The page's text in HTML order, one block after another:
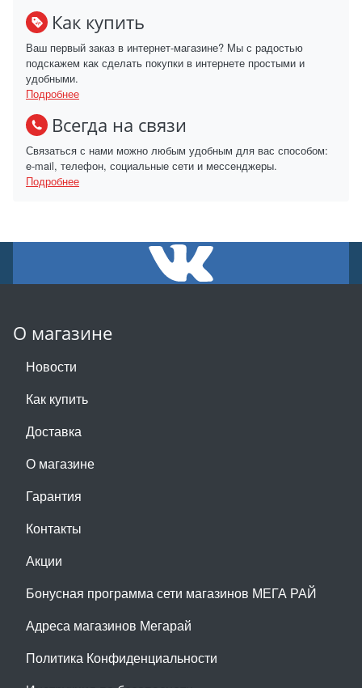
Как купить
Ваш первый заказ в интернет-магазине? Мы с радостью
подскажем как сделать покупки в интернете простыми и
удобными.
Подробнее
Всегда на связи
Связаться с нами можно любым удобным для вас способом:
e-mail, телефон, социальные сети и мессенджеры.
Подробнее
О магазине
Новости
Как купить
Доставка
О магазине
Гарантия
Контакты
Акции
Бонусная программа сети магазинов МЕГА РАЙ
Адреса магазинов Мегарай
Политика Конфиденциальности